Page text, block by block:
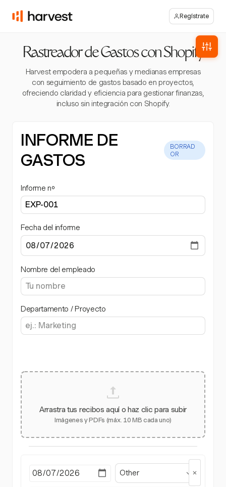
Regístrate
Rastreador de Gastos con Shopify
Harvest empodera a pequeñas y medianas empresas
con seguimiento de gastos basado en proyectos,
ofreciendo claridad y eficiencia para gestionar finanzas,
incluso sin integración con Shopify.
INFORME DE
GASTOS
BORRAD
OR
Informe nº
Fecha del informe
Nombre del empleado
Departamento / Proyecto
Arrastra tus recibos aquí o haz clic para subir
Imágenes y PDFs (máx. 10 MB cada uno)
Other